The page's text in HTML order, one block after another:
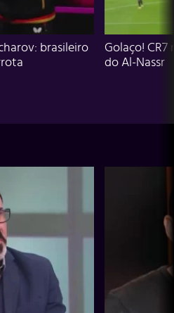
brasileiro
Golaço!
do Al-Nassr